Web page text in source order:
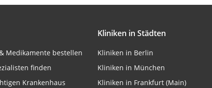
Medikamente bestellen
finden
Krankenhaus
Kliniken in Städten
Kliniken in Berlin
Kliniken in München
Kliniken in Frankfurt (Main)